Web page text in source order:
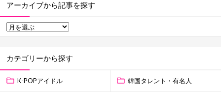
アーカイブから記事を探す
カテゴリーから探す
K-POPアイドル 韓国タレント・有名人